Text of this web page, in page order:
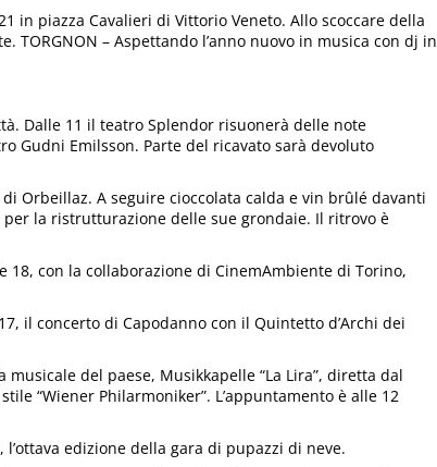
in piazza Cavalieri di Vittorio Veneto. Allo scoccare della
TORGNON – Aspettando l’anno nuovo in musica con dj in
Dalle 11 il teatro Splendor risuonerà delle note
Gudni Emilsson. Parte del ricavato sarà devoluto
Orbeillaz. A seguire cioccolata calda e vin brûlé davanti
la ristrutturazione delle sue grondaie. Il ritrovo è
18, con la collaborazione di CinemAmbiente di Torino,
il concerto di Capodanno con il Quintetto d’Archi dei
del paese, Musikkapelle “La Lira”, diretta dal
“Wiener Philarmoniker”. L’appuntamento è alle 12
edizione della gara di pupazzi di neve.